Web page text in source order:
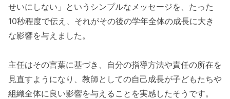
せいにしない」というシンプルなメッセージを、たった
10秒程度で伝え、それがその後の学年全体の成長に大き
な影響を与えました。
主任はその言葉に基づき、自分の指導方法や責任の所在を
見直すようになり、教師としての自己成長が子どもたちや
組織全体に良い影響を与えることを実感したそうです。